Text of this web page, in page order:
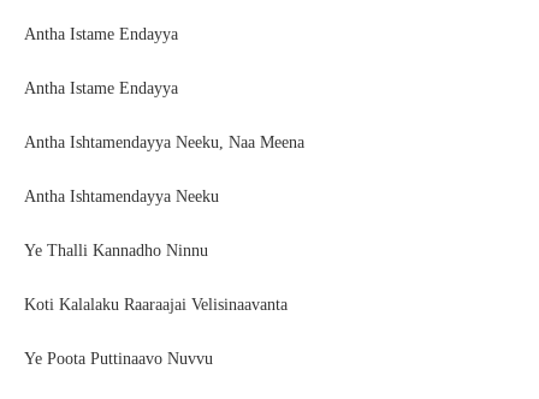
Antha Istame Endayya
Antha Istame Endayya
Antha Ishtamendayya Neeku, Naa Meena
Antha Ishtamendayya Neeku
Ye Thalli Kannadho Ninnu
Koti Kalalaku Raaraajai Velisinaavanta
Ye Poota Puttinaavo Nuvvu